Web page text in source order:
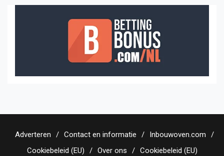
Adverteren Contact en informatie
Inbouwoven.com
Cookiebeleid (EU)
Over ons Cookiebeleid (EU)